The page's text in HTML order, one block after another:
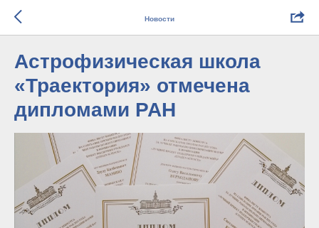
Новости
Астрофизическая школа
«Траектория» отмечена
дипломами РАН